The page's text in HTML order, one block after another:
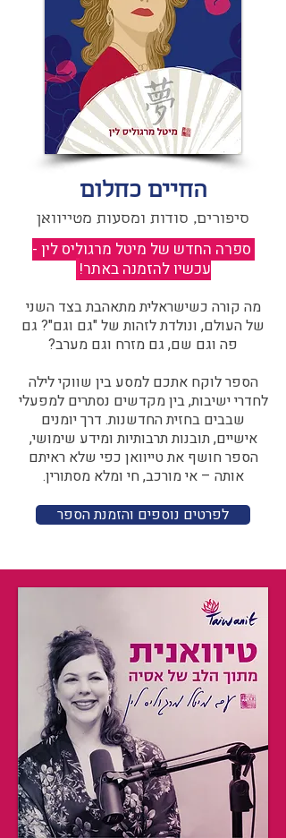
החיים כחלום
סיפורים, סודות ומסעות מטייוואן
ספרה החדש של מיטל מרגוליס לין -
עכשיו להזמנה באתר!
מה קורה כשישראלית מתאהבת בצד השני
של העולם, ונולדת לזהות של "גם וגם"? גם
פה וגם שם, גם מזרח וגם מערב?​​
הספר לוקח אתכם למסע בין שווקי לילה
לחדרי ישיבות, בין מקדשים נסתרים למפעלי
שבבים בחזית החדשנות. דרך יומנים
אישיים, תובנות תרבותיות ומידע שימושי,
הספר חושף את טייוואן כפי שלא ראיתם
אותה – אי מורכב, חי ומלא מסתורין.
לפרטים נוספים והזמנת הספר